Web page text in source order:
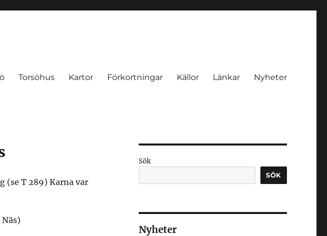
Torsöhus Kartor Förkortningar Källor Länkar Nyheter
(se T 289) Karna var
Sök
SÖK
Nyheter